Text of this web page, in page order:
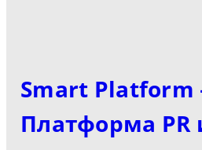
Smart
Платформа PR